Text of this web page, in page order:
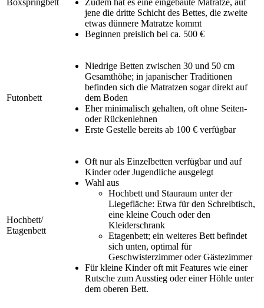
jene die dritte Schicht des Bettes, die zweite
etwas dünnere Matratze kommt
Beginnen preislich bei ca. 500 €
Futonbett
Niedrige Betten zwischen 30 und 50 cm
Gesamthöhe; in japanischer Traditionen
befinden sich die Matratzen sogar direkt auf
dem Boden
Eher minimalisch gehalten, oft ohne Seiten-
oder Rückenlehnen
Erste Gestelle bereits ab 100 € verfügbar
Hochbett/
Etagenbett
Oft nur als Einzelbetten verfügbar und auf
Kinder oder Jugendliche ausgelegt
Wahl aus
Hochbett und Stauraum unter der
Liegefläche: Etwa für den Schreibtisch,
eine kleine Couch oder den
Kleiderschrank
Etagenbett; ein weiteres Bett befindet
sich unten, optimal für
Geschwisterzimmer oder Gästezimmer
Für kleine Kinder oft mit Features wie einer
Rutsche zum Ausstieg oder einer Höhle unter
dem oberen Bett.